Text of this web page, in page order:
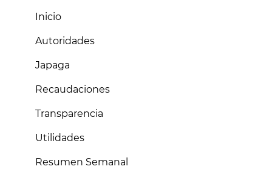
Inicio
Autoridades
Japaga
Recaudaciones
Transparencia
Utilidades
Resumen Semanal